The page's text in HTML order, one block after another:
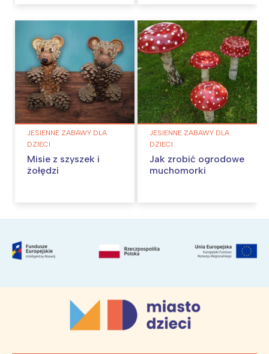
JESIENNE ZABAWY DLA
DZIECI
Misie z szyszek i
żołędzi
JESIENNE ZABAWY DLA
DZIECI
Jak zrobić ogrodowe
muchomorki